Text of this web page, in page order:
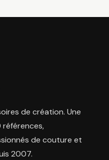
de création. Une
de couture et
2007.